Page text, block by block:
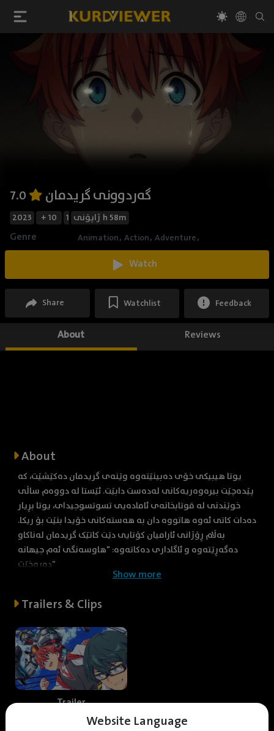
Website Language
گەردوونی گریدمان
2023 + 10 ژاپۆنی 1h 58m
Genre Animation, Action, Adventure,
Watch
Share Watchlist Feedback
About Reviews
About
یوتا هیبیکی خۆی دەبینێتەوە وێنەی گریدمان دەکێشێت، کە
پێدەچێت بیرەوەریەکانی لەدەست دابێت. ئێستا لە دووەم ساڵی
خوێندنی لە قوتابخانەی ئامادەیی تسوتسوجیدای، یوتا بڕیار
دەدات کاتی ئەوە هاتووە دان بە هەستەکانی خۆیدا بنێت بۆ ریکا.
بەڵام ڕۆژانی ئارامیان کۆتایی دێت کاتێک گریدمان لەناکاو
دەگەڕێتەوە و ئاگاداری دەکاتەوە: "هاوسەنگی ئەم جیهانە
دەڕوخێت"
Show more
Trailers & Clips
Trailer